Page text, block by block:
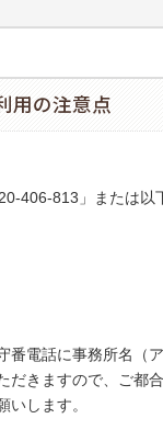
用の注意点
406-813」または以
番電話に事務所名（
だきますので、ご都
いします。